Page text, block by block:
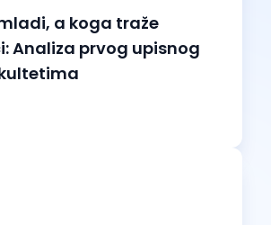
a koga traže
Analiza prvog upisnog